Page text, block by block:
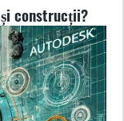
construcții?